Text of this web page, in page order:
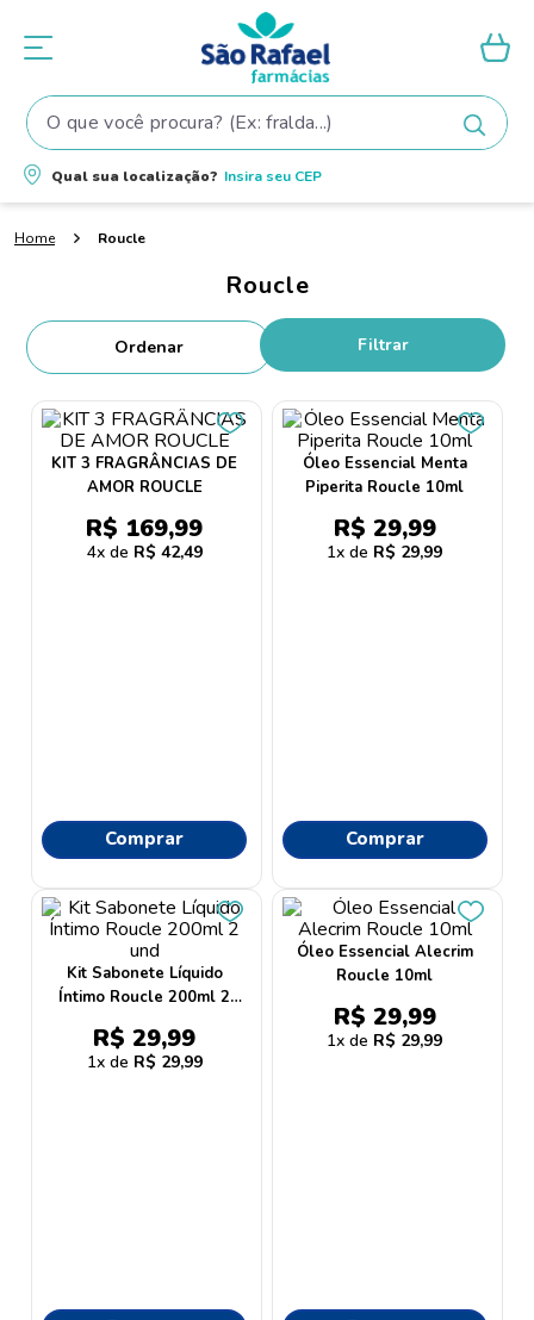
O que você procura? (Ex: fralda...)
Qual sua localização? Insira seu CEP
Roucle
Roucle
Filtrar
KIT 3 FRAGRÂNCIAS DE
AMOR ROUCLE
R$ 169,99
4 R$ 42,49
Comprar
Óleo Essencial Menta
Piperita Roucle 10ml
R$ 29,99
1 R$ 29,99
Comprar
Kit Sabonete Líquido
Íntimo Roucle 200ml 2
R$ 29,99
1 R$ 29,99
Óleo Essencial Alecrim
Roucle 10ml
R$ 29,99
1 R$ 29,99
Termos mais buscados
1º fralda
2 shampoo
5º tintura cabelo
6º teste gravidez
7º oleo
dove
proge